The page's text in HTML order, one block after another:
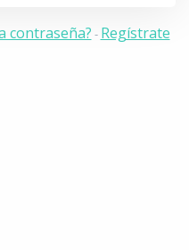
contraseña? - Regístrate